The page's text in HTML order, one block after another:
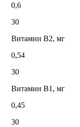
0,6
30
Витамин В2, мг
0,54
30
Витамин В1, мг
0,45
30